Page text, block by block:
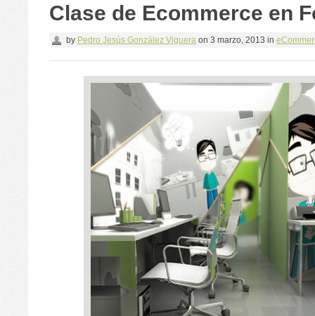
Clase de Ecommerce en
by Pedro Jesús González Viguera on 3 marzo, 2013 in